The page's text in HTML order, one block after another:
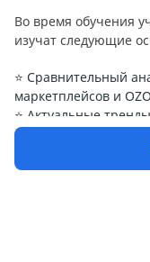
Во время обучения
изучат следующие
⭐ Сравнительный
маркетплейсов и
⭐ Актуальные
маркетплейсы в
⭐ Анализ рынка
⭐ Основа работы